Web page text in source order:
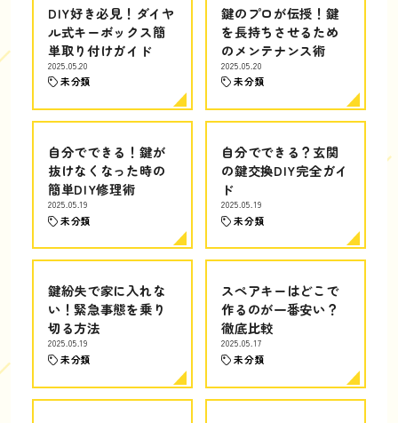
DIY好き必見！ダイヤ
ル式キーボックス簡
単取り付けガイド
2025.05.20
未分類
鍵のプロが伝授！鍵
を長持ちさせるため
のメンテナンス術
2025.05.20
未分類
自分でできる！鍵が
抜けなくなった時の
簡単DIY修理術
2025.05.19
未分類
自分でできる？玄関
の鍵交換DIY完全ガイ
ド
2025.05.19
未分類
鍵紛失で家に入れな
い！緊急事態を乗り
切る方法
2025.05.19
未分類
スペアキーはどこで
作るのが一番安い？
徹底比較
2025.05.17
未分類